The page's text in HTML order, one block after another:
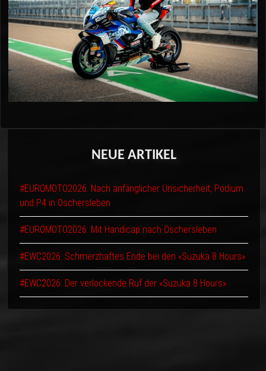
NEUE ARTIKEL
#EUROMOTO2026: Nach anfänglicher Unsicherheit, Podium
und P4 in Oschersleben
#EUROMOTO2026: Mit Handicap nach Oschersleben
#EWC2026: Schmerzhaftes Ende bei den «Suzuka 8 Hours»
#EWC2026: Der verlockende Ruf der «Suzuka 8 Hours»